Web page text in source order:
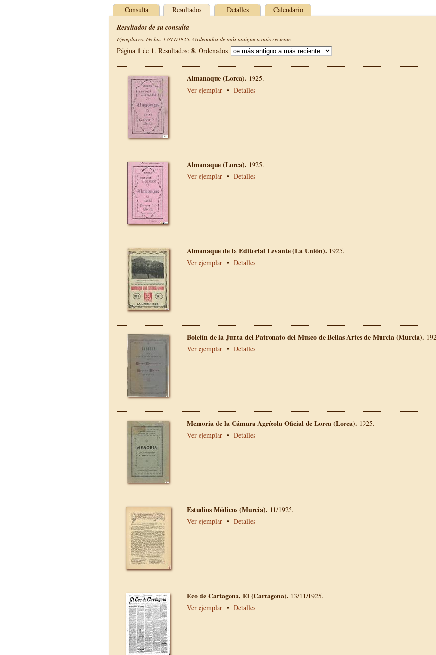
Consulta Resultados Detalles Calendario
Resultados de su consulta
Ejemplares. Fecha: 13/11/1925. Ordenados de más antiguo a más reciente.
Página 1 de 1. Resultados: 8. Ordenados
Almanaque (Lorca). 1925.
Ver ejemplar • Detalles
Almanaque (Lorca). 1925.
Ver ejemplar • Detalles
Almanaque de la Editorial Levante (La Unión). 1925.
Ver ejemplar • Detalles
Boletín de la Junta del Patronato del Museo de Bellas Artes de Murcia (Murcia).
Ver ejemplar • Detalles
Memoria de la Cámara Agrícola Oficial de Lorca (Lorca). 1925.
Ver ejemplar • Detalles
Estudios Médicos (Murcia). 11/1925.
Ver ejemplar • Detalles
Eco de Cartagena, El (Cartagena). 13/11/1925.
Ver ejemplar • Detalles